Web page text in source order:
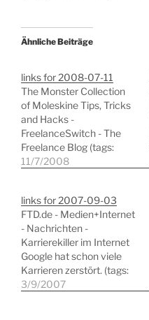
Ähnliche Beiträge
links for 2008-07-11
The Monster Collection
of Moleskine Tips, Tricks
and Hacks -
FreelanceSwitch - The
Freelance Blog (tags:
productivity moleskine
Set Up Your Home Office
- Freelance Blogger Jobs
World (tags: produktivität
homeoffice arbeitswelt)
Seven Rules in Setting Up
Your Home Office (tags:
homeoffice produktivität
11/7/2008
links for 2007-09-03
FTD.de - Medien+Internet
- Nachrichten -
Karrierekiller im Internet
Google hat schon viele
Karrieren zerstört. (tags:
arbeitswelt
3/9/2007